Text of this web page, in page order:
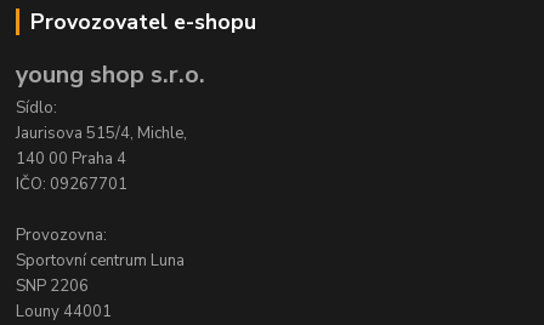
Provozovatel e-shopu
young shop s.r.o.
Sídlo:
Jaurisova 515/4, Michle,
140 00 Praha 4
IČO: 09267701
Provozovna:
Sportovní centrum Luna
SNP 2206
Louny 44001